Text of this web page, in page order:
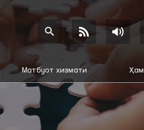
Матбуот хизмати